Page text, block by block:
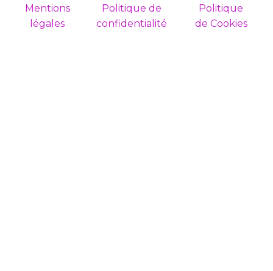
Mentions
légales
Politique de
confidentialité
Politique
de Cookies